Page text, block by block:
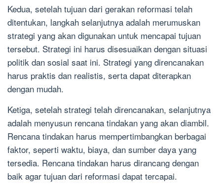
Kedua, setelah tujuan dari gerakan reformasi telah
ditentukan, langkah selanjutnya adalah merumuskan
strategi yang akan digunakan untuk mencapai tujuan
tersebut. Strategi ini harus disesuaikan dengan situasi
politik dan sosial saat ini. Strategi yang direncanakan
harus praktis dan realistis, serta dapat diterapkan
dengan mudah.
Ketiga, setelah strategi telah direncanakan, selanjutnya
adalah menyusun rencana tindakan yang akan diambil.
Rencana tindakan harus mempertimbangkan berbagai
faktor, seperti waktu, biaya, dan sumber daya yang
tersedia. Rencana tindakan harus dirancang dengan
baik agar tujuan dari reformasi dapat tercapai.